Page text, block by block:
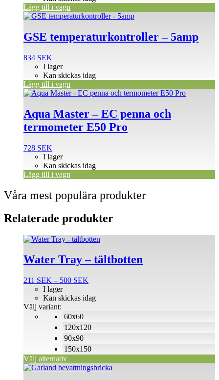
Lägg till i vagn
GSE temperaturkontroller – 5amp
834 SEK
I lager
Kan skickas idag
Lägg till i vagn
Aqua Master – EC penna och
termometer E50 Pro
728 SEK
I lager
Kan skickas idag
Lägg till i vagn
Våra mest populära produkter
Relaterade produkter
Water Tray – tältbotten
211 SEK – 500 SEK
till
60x60
120x120
90x90
150x150
I lager
Kan skickas idag
Välj variant:
Välj alternativ
Den
produkten
har
varianter.
olika
alternativen
Den